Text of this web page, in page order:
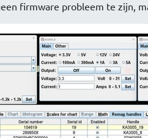
firmware probleem te zijn,